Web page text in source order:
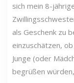
sich mein 8-
als Geschenk zu
einzuschätzen,
Junge (oder
begrüßen